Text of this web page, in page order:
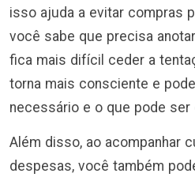
isso ajuda a evitar compras
você sabe que precisa
fica mais difícil ceder a
torna mais consciente e
necessário e o que pode ser
Além disso, ao acompanhar
despesas, você também